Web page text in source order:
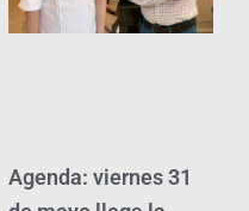
Agenda: viernes 31